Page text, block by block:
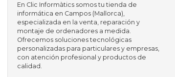
En Clic Informàtics somos tu tienda de
informática en Campos (Mallorca),
especializada en la venta, reparación y
montaje de ordenadores a medida.
Ofrecemos soluciones tecnológicas
personalizadas para particulares y empresas,
con atención profesional y productos de
calidad.